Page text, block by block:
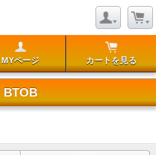
MYページ カートを見る
BTOB